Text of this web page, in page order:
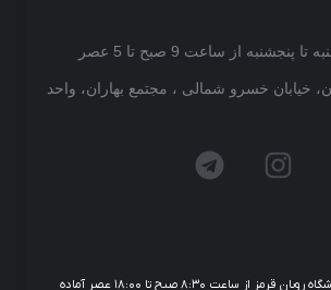
از ساعت 9 صبح تا 5 عصر
خیابان خسرو شمالی ، مجتمع بهاران، واحد
مدیریت روابط عمومی فروشگاه روبان قرمز از ساعت ۸:۳۰ صبح تا ۱۸:۰۰ عصر آماده